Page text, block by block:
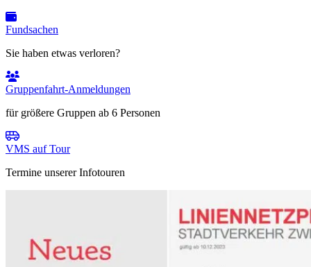
Fundsachen
Sie haben etwas verloren?
Gruppenfahrt-Anmeldungen
für größere Gruppen ab 6 Personen
VMS auf Tour
Termine unserer Infotouren